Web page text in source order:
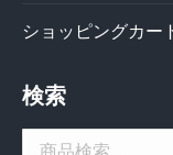
ショッピングカー
検索